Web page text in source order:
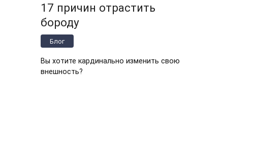
17 причин отрастить
бороду
Блог
Вы хотите кардинально изменить свою
внешность?